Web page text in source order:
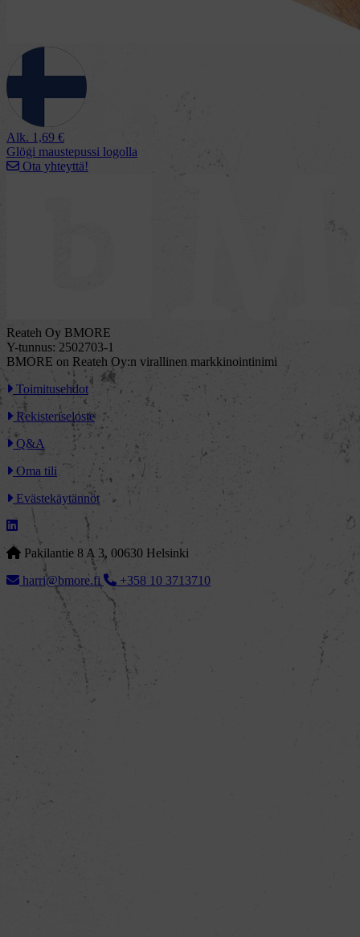
Alk. 1,69 €
Glögi maustepussi logolla
Ota yhteyttä!
Reateh Oy BMORE
Y-tunnus: 2502703-1
BMORE on Reateh Oy:n virallinen markkinointinimi
Toimitusehdot
Rekisteriseloste
Q&A
Oma tili
Evästekäytännöt
Pakilantie 8 A 3, 00630 Helsinki
harri@bmore.fi
+358 10 3713710